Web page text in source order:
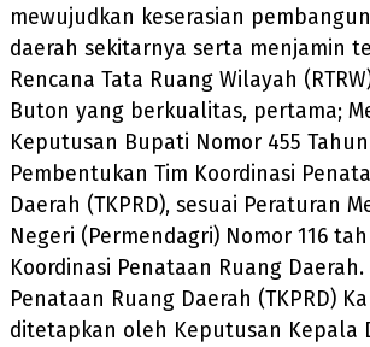
mewujudkan keserasian
daerah sekitarnya serta menjamin
Rencana Tata Ruang Wilayah
Buton yang berkualitas, pertama;
Keputusan Bupati Nomor 455
Pembentukan Tim Koordinasi
Daerah (TKPRD), sesuai Peraturan
Negeri (Permendagri) Nomor 116
Koordinasi Penataan Ruang Daerah.
Penataan Ruang Daerah (TKPRD)
ditetapkan oleh Keputusan Kepala